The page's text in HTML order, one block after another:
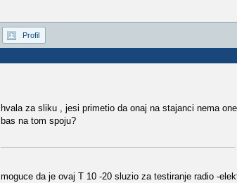
Profil
hvala za sliku , jesi primetio da onaj na stajanci nema
bas na tom spoju?
moguce da je ovaj T 10 -20 sluzio za testiranje radio -